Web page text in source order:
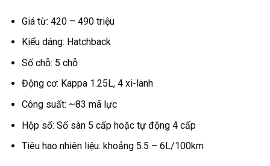
Giá từ: 420 – 490 triệu
Kiểu dáng: Hatchback
Số chỗ: 5 chỗ
Động cơ: Kappa 1.25L, 4 xi-lanh
Công suất: ~83 mã lực
Hộp số: Số sàn 5 cấp hoặc tự động 4 cấp
Tiêu hao nhiên liệu: khoảng 5.5 – 6L/100km